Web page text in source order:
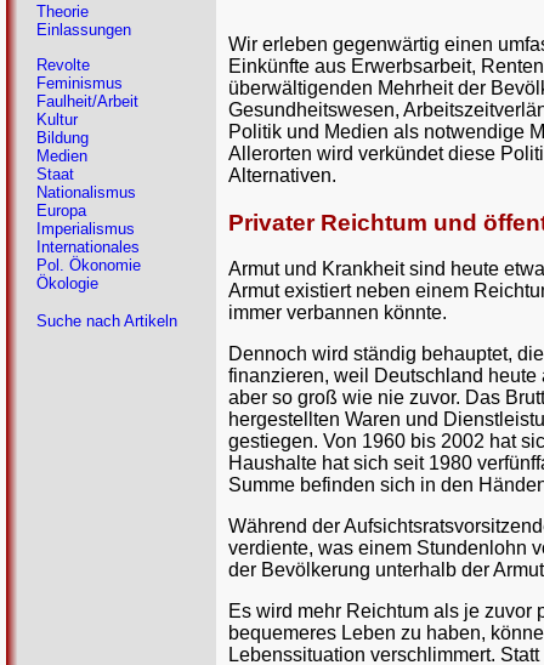
Wir erleben gegenwärtig einen
Einkünfte aus Erwerbsarbeit,
überwältigenden Mehrheit der
Gesundheitswesen,
Politik und Medien als notwendige
Allerorten wird verkündet diese
Alternativen.
Privater Reichtum und
Armut und Krankheit sind heute
Armut existiert neben einem
immer verbannen könnte.
Dennoch wird ständig behauptet,
finanzieren, weil Deutschland heute
aber so groß wie nie zuvor. Das
hergestellten Waren und
gestiegen. Von 1960 bis 2002 hat
Haushalte hat sich seit 1980
Summe befinden sich in den
Während der
verdiente, was einem Stundenlohn
der Bevölkerung unterhalb der
Es wird mehr Reichtum als je zuvor
bequemeres Leben zu haben,
Lebenssituation verschlimmert.
Theorie
Einlassungen
Revolte
Feminismus
Faulheit/Arbeit
Kultur
Bildung
Medien
Staat
Nationalismus
Europa
Imperialismus
Internationales
Pol. Ökonomie
Ökologie
Suche nach Artikeln